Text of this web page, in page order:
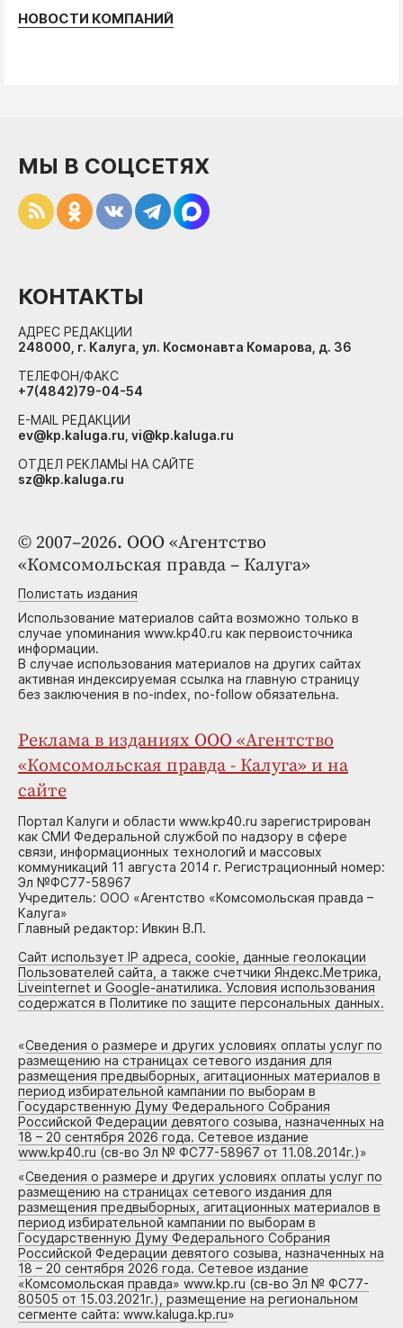
НОВОСТИ КОМПАНИЙ
© 2007–2026. ООО «Агентство
«Комсомольская правда – Калуга»
Полистать издания
Использование материалов сайта возможно только в
случае упоминания www.kp40.ru как первоисточника
информации.
В случае использования материалов на других сайтах
активная индексируемая ссылка на главную страницу
без заключения в no-index, no-follow обязательна.
Реклама в изданиях ООО «Агентство
«Комсомольская правда - Калуга» и на
сайте
Портал Калуги и области www.kp40.ru зарегистрирован
как СМИ Федеральной службой по надзору в сфере
связи, информационных технологий и массовых
коммуникаций 11 августа 2014 г. Регистрационный номер:
Эл №ФС77-58967
Учредитель: ООО «Агентство «Комсомольская правда –
Калуга»
Главный редактор: Ивкин В.П.
Сайт использует IP адреса, cookie, данные геолокации
Пользователей сайта, а также счетчики Яндекс.Метрика,
Liveinternet и Google-анатилика. Условия использования
содержатся в Политике по защите персональных данных.
«Сведения о размере и других условиях оплаты услуг по
размещению на страницах сетевого издания для
размещения предвыборных, агитационных материалов в
период избирательной кампании по выборам в
Государственную Думу Федерального Собрания
Российской Федерации девятого созыва, назначенных на
18 – 20 сентября 2026 года. Сетевое издание
www.kp40.ru (св-во Эл № ФС77-58967 от 11.08.2014г.)»
«Сведения о размере и других условиях оплаты услуг по
размещению на страницах сетевого издания для
размещения предвыборных, агитационных материалов в
период избирательной кампании по выборам в
Государственную Думу Федерального Собрания
Российской Федерации девятого созыва, назначенных на
18 – 20 сентября 2026 года. Сетевое издание
«Комсомольская правда» www.kp.ru (св-во Эл № ФС77-
80505 от 15.03.2021г.), размещение на региональном
сегменте сайта: www.kaluga.kp.ru»
МЫ В СОЦСЕТЯХ
КОНТАКТЫ
АДРЕС РЕДАКЦИИ
248000, г. Калуга, ул. Космонавта Комарова, д. 36
ТЕЛЕФОН/ФАКС
+7(4842)79-04-54
E-MAIL РЕДАКЦИИ
ev@kp.kaluga.ru, vi@kp.kaluga.ru
ОТДЕЛ РЕКЛАМЫ НА САЙТЕ
sz@kp.kaluga.ru